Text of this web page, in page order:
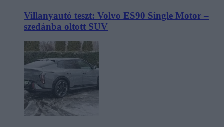
Villanyautó teszt: Volvo ES90 Single Motor –
szedánba oltott SUV